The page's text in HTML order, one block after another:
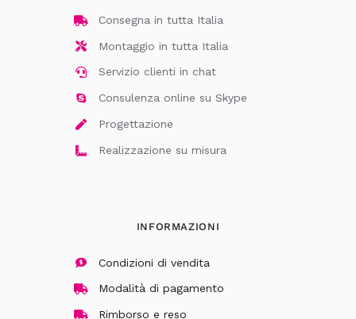
Consegna in tutta Italia
Montaggio in tutta Italia
Servizio clienti in chat
Consulenza online su Skype
Progettazione
Realizzazione su misura
INFORMAZIONI
Condizioni di vendita
Modalità di pagamento
Rimborso e reso